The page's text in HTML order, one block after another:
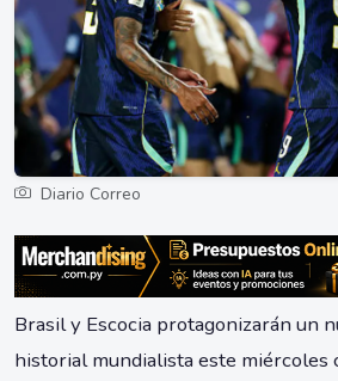
Diario Correo
Brasil y Escocia protagonizarán un
historial mundialista este miércoles